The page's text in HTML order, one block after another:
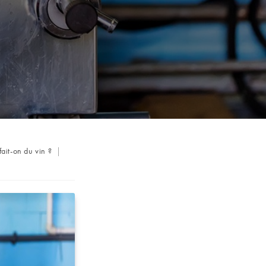
on du vin ?